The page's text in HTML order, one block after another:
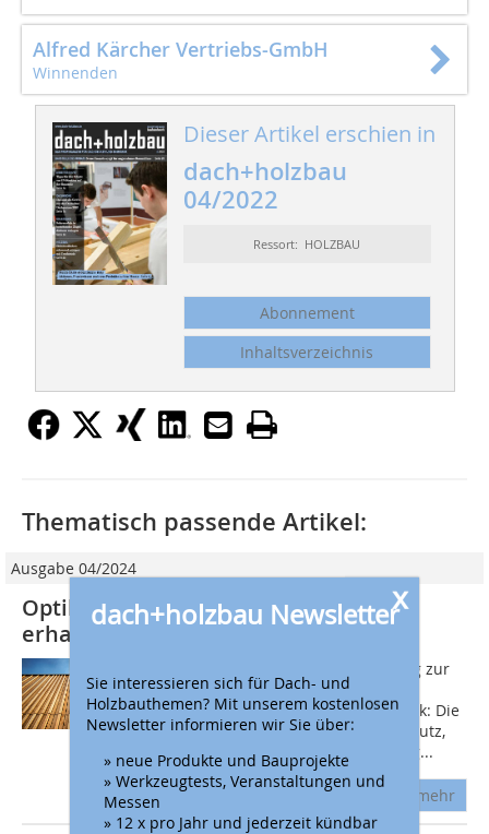
Alfred Kärcher Vertriebs-GmbH
Winnenden
Dieser Artikel erschien in
dach+holzbau
04/2022
Ressort: HOLZBAU
Abonnement
Inhaltsverzeichnis
x
dach+holzbau Newsletter
Sie interessieren sich für Dach- und
Holzbauthemen? Mit unserem kostenlosen
Newsletter informieren wir Sie über:
» neue Produkte und Bauprojekte
» Werkzeugtests, Veranstaltungen und
Messen
» 12 x pro Jahr und jederzeit kündbar
Thematisch passende Artikel:
Ausgabe 04/2024
Optik und Wert von Holzfassaden
erhalten
Eine schonende und effiziente Lösung zur
Reinigung von Holzfassaden ist die
Behandlung mit Heißwasserhochdruck: Die
hohen Temperaturen lösen den Schmutz,
der Aufpralldruck lässt sich, abhängig...
mehr